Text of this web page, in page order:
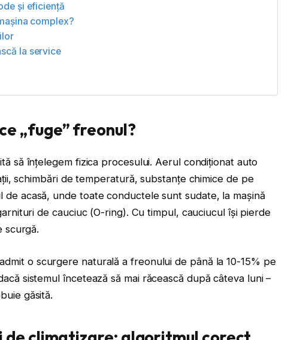
și eficiență
complex?
la service
„fuge” freonul?
să înțelegem fizica procesului. Aerul condiționat auto
schimbări de temperatură, substanțe chimice de pe
acasă, unde toate conductele sunt sudate, la mașină
de cauciuc (O-ring). Cu timpul, cauciucul își pierde
scurgă.
o scurgere naturală a freonului de până la 10-15% pe
sistemul încetează să mai răcească după câteva luni –
găsită.